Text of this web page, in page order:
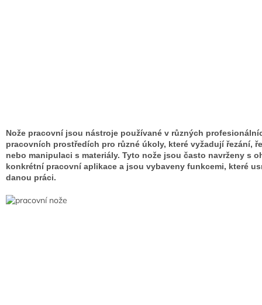
Nože pracovní jsou nástroje používané v různých
pracovních prostředích pro různé úkoly, které vyžadují řezání,
nebo manipulaci s materiály. Tyto nože jsou často navrženy s
konkrétní pracovní aplikace a jsou vybaveny funkcemi, které
danou práci.